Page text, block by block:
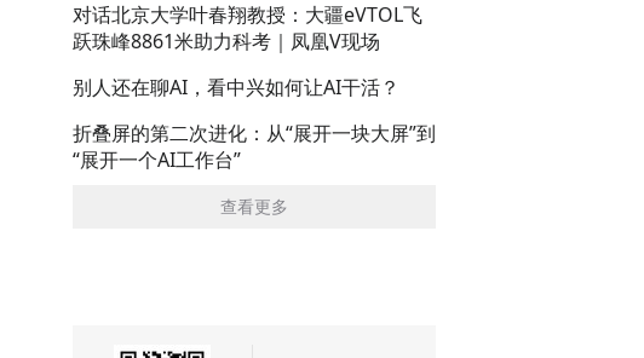
对话北京大学叶春翔教授：大疆eVTOL飞
跃珠峰8861米助力科考｜凤凰V现场
别人还在聊AI，看中兴如何让AI干活？
折叠屏的第二次进化：从“展开一块大屏”到
“展开一个AI工作台”
查看更多